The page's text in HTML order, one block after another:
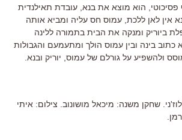
פסיכוטי, הוא מוצא את בנא, עובדת תאילנדית
אין לאן ללכת, עמוס חס עליה ומביא אותה
ביוריק ומנקה את הבית בתמורה ללינה
בינה ובין עמוס הולך ומתעמעם והגבולות
ולהשפיע על גורלם של עמוס, יוריק ובנא.
שחקן משנה: מיכאל מושונוב. צילום: איתי